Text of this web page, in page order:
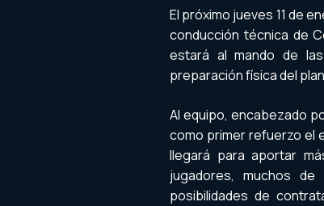
El próximo jueves 11 de
conducción técnica de
estará al mando de
preparación física del
Al equipo, encabezado
como primer refuerzo el
llegará para aportar
jugadores, muchos
posibilidades de